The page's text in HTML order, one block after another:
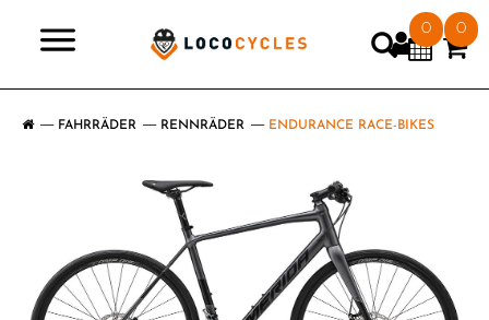
0 0
FAHRRÄDER RENNRÄDER ENDURANCE RACE-BIKES